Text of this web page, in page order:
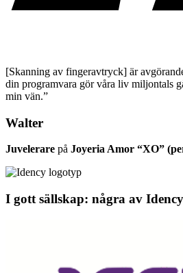
[Skanning av fingeravtryck] är
din programvara gör våra liv miljontals
min vän.”
Walter
Juvelerare på Joyeria Amor “XO”
I gott sällskap: några av